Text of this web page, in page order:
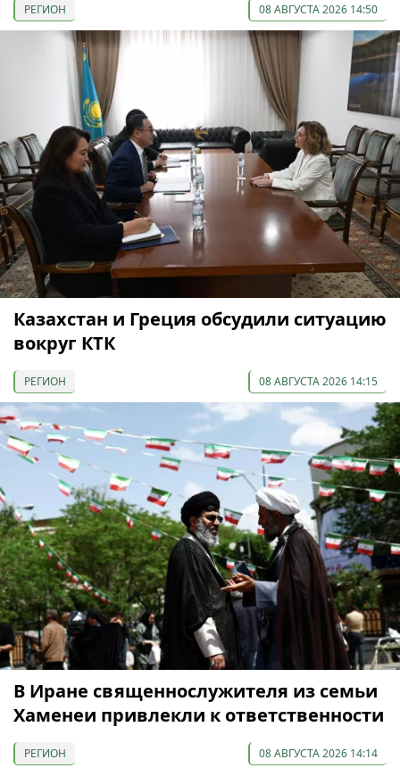
РЕГИОН 08 АВГУСТА 2026 14:50
Казахстан и Греция обсудили ситуацию
вокруг КТК
РЕГИОН 08 АВГУСТА 2026 14:15
В Иране священнослужителя из семьи
Хаменеи привлекли к ответственности
РЕГИОН 08 АВГУСТА 2026 14:14